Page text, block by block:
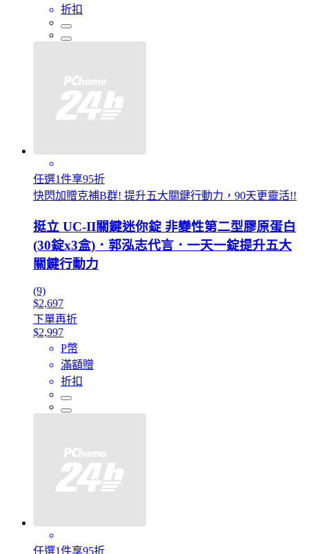
折扣
任選1件享95折
快閃加贈克補B群! 提升五大關鍵行動力，90天更靈活!!
挺立 UC-II關鍵迷你錠 非變性第二型膠原蛋白
(30錠x3盒)．郭泓志代言．一天一錠提升五大
關鍵行動力
(9)
$2,697
下單再折
$2,997
P幣
滿額贈
折扣
任選1件享95折